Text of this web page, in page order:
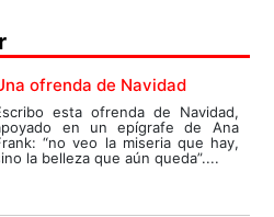
ofrenda de Navidad
esta ofrenda de Navidad,
en un epígrafe de Ana
“no veo la miseria que hay,
la belleza que aún queda”....